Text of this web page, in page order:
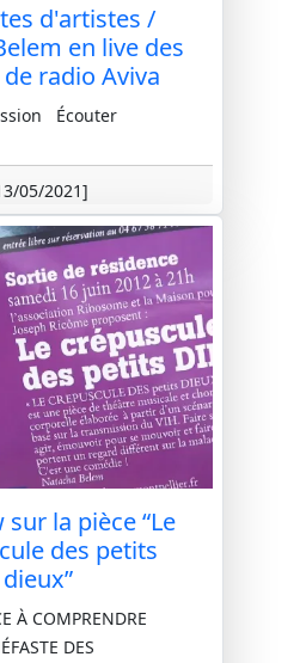
d'artistes /
en live des
radio Aviva
Écouter
05/2021]
la pièce “Le
des petits
dieux”
À COMPRENDRE
DES